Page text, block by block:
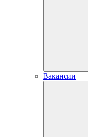
Вакансии